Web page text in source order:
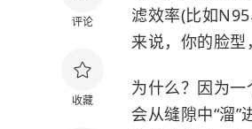
评论
收藏
滤效率(比如
来说，你的脸型
为什么？因为一
会从缝隙中“溜